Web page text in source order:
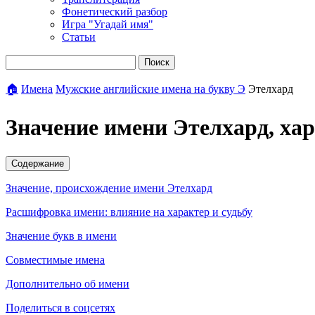
Фонетический разбор
Игра "Угадай имя"
Статьи
Поиск
🏠 Имена Мужские английские имена на букву Э Этелхард
Значение имени Этелхард,
Содержание
Значение, происхождение имени Этелхард
Расшифровка имени: влияние на характер и судьбу
Значение букв в имени
Совместимые имена
Дополнительно об имени
Поделиться в соцсетях